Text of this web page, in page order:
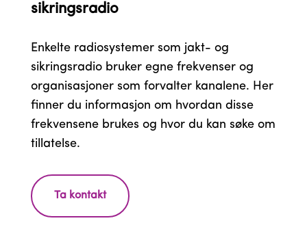
sikringsradio
Enkelte radiosystemer som jakt- og
sikringsradio bruker egne frekvenser og
organisasjoner som forvalter kanalene. Her
finner du informasjon om hvordan disse
frekvensene brukes og hvor du kan søke om
tillatelse.
Ta kontakt